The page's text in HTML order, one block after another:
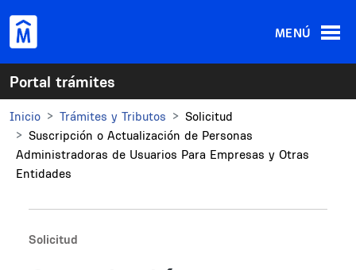
MENÚ
Portal trámites
Inicio Trámites y Tributos
Solicitud
Suscripción o Actualización de Personas
Administradoras de Usuarios Para Empresas y Otras
Entidades
Solicitud